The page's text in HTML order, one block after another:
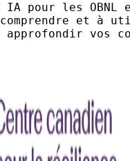
IA pour les
et à
vos